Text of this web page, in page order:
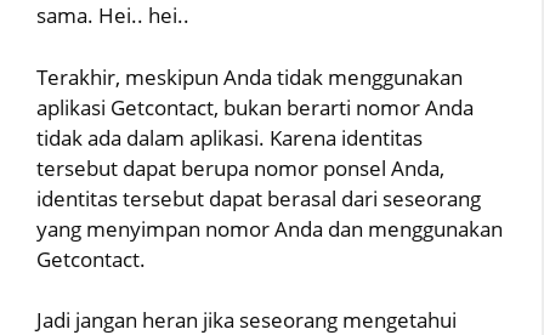
sama. Hei.. hei..
Terakhir, meskipun Anda tidak menggunakan
aplikasi Getcontact, bukan berarti nomor Anda
tidak ada dalam aplikasi. Karena identitas
tersebut dapat berupa nomor ponsel Anda,
identitas tersebut dapat berasal dari seseorang
yang menyimpan nomor Anda dan menggunakan
Getcontact.
Jadi jangan heran jika seseorang mengetahui